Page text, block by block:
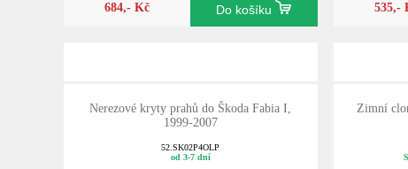
684,- Kč Do košíku 535,-
Nerezové kryty prahů do Škoda Fabia I,
1999-2007
52.SK02P4OLP
od 3-7 dní
Zimní